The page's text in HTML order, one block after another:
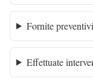
Fornite
Effettuate